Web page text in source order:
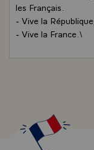
les Français.
- Vive la
- Vive la France.\